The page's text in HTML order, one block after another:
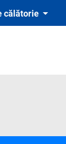
călătorie